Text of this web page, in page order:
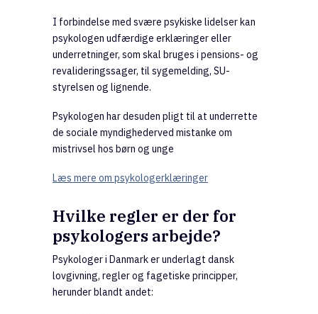
I forbindelse med svære psykiske lidelser kan
psykologen udfærdige erklæringer eller
underretninger, som skal bruges i pensions- og
revalideringssager, til sygemelding, SU-
styrelsen og lignende.
Psykologen har desuden pligt til at underrette
de sociale myndighederved mistanke om
mistrivsel hos børn og unge
Læs mere om psykologerklæringer
Hvilke regler er der for
psykologers arbejde?
Psykologer i Danmark er underlagt dansk
lovgivning, regler og fagetiske principper,
herunder blandt andet: